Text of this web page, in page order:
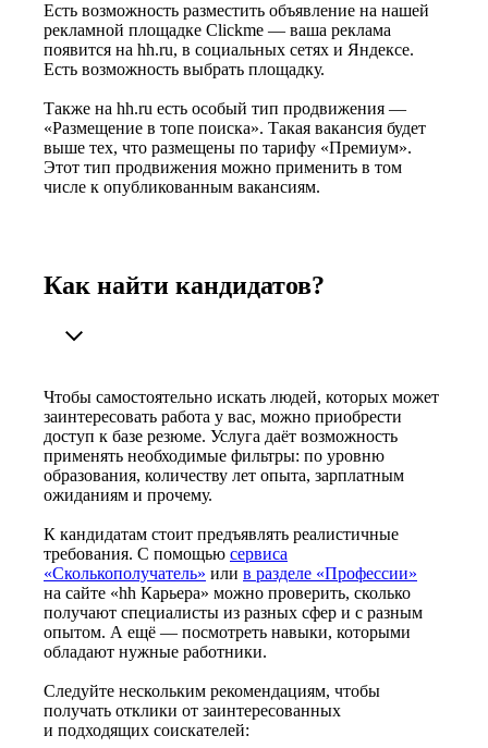
Есть возможность разместить объявление на нашей
рекламной площадке Clickme — ваша реклама
появится на hh.ru, в социальных сетях и Яндексе.
Есть возможность выбрать площадку.
Также на hh.ru есть особый тип продвижения —
«Размещение в топе поиска». Такая вакансия будет
выше тех, что размещены по тарифу «Премиум».
Этот тип продвижения можно применить в том
числе к опубликованным вакансиям.
Как найти кандидатов?
Чтобы самостоятельно искать людей, которых может
заинтересовать работа у вас, можно приобрести
доступ к базе резюме. Услуга даёт возможность
применять необходимые фильтры: по уровню
образования, количеству лет опыта, зарплатным
ожиданиям и прочему.
К кандидатам стоит предъявлять реалистичные
требования. С помощью сервиса
«Сколькополучатель» или в разделе «Профессии»
на сайте «hh Карьера» можно проверить, сколько
получают специалисты из разных сфер и с разным
опытом. А ещё — посмотреть навыки, которыми
обладают нужные работники.
Следуйте нескольким рекомендациям, чтобы
получать отклики от заинтересованных
и подходящих соискателей: